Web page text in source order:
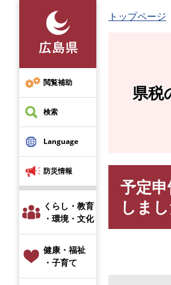
先
頭
で
す
閲覧補助
検索
Language
防災情報
くらし・教育
・環境・文化
健康・福祉
・子育て
トップページ
県税
予定
しま